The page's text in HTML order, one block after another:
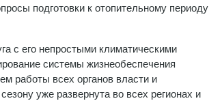
подготовки к отопительному периоду
с его непростыми климатическими
системы жизнеобеспечения
работы всех органов власти и
уже развернута во всех регионах и